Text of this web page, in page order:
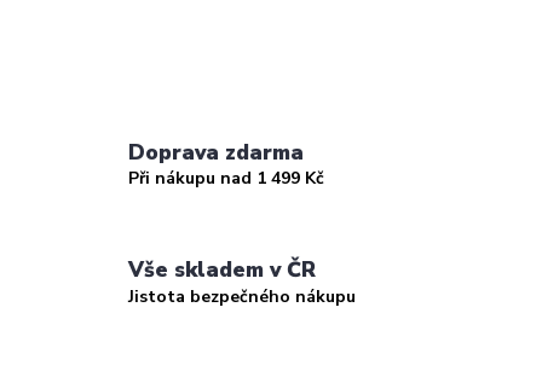
Doprava zdarma
Při nákupu nad 1 499 Kč
Vše skladem v ČR
Jistota bezpečného nákupu